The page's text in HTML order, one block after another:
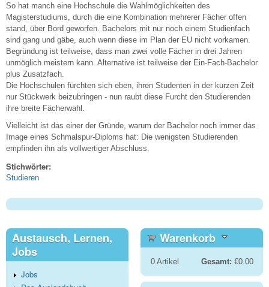
So hat manch eine Hochschule die Wahlmöglichkeiten des
Magisterstudiums, durch die eine Kombination mehrerer Fächer offen
stand, über Bord geworfen. Bachelors mit nur noch einem Studienfach
sind gang und gäbe, auch wenn diese im Plan der EU nicht vorkamen.
Begründung ist teilweise, dass man zwei volle Fächer in drei Jahren
unmöglich meistern kann. Alternative ist teilweise der Ein-Fach-Bachelor
plus Zusatzfach.
Die Hochschulen fürchten sich eben, ihren Studenten in der kurzen Zeit
nur Stückwerk beizubringen - nun raubt diese Furcht den Studierenden
ihre breite Fächerwahl.
Vielleicht ist das einer der Gründe, warum der Bachelor noch immer das
Image eines Schmalspur-Diploms hat: Die wenigsten Studierenden
empfinden ihn als vollwertiger Abschluss.
Stichwörter:
Studieren
Austausch, Lernen,
Jobs
Jobs
Warenkorb
0Artikel Gesamt: €0.00